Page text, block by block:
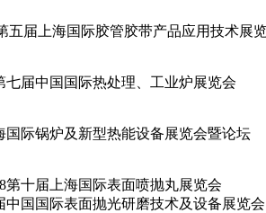
五届上海国际胶管胶带产品应用技术展
七届中国国际热处理、工业炉展览会
国际锅炉及新型热能设备展览会暨论坛
第十届上海国际表面喷抛丸展览会
中国国际表面抛光研磨技术及设备展览会